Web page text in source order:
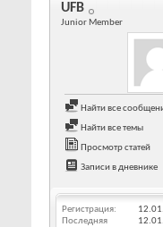
UFB
Junior Member
Найти все
Найти все темы
Просмотр статей
Записи в дневнике
Регистрация
Последняя